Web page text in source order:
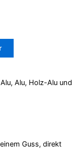
Alu, Holz-Alu und
Guss, direkt